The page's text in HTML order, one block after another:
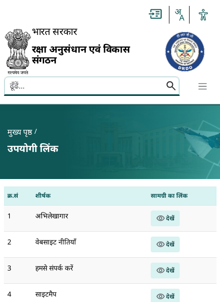
भारत सरकार
रक्षा अनुसंधान एवं विकास
संगठन
Search here
Breadcrumb
मुख्य पृष्ठ
उपयोगी लिंक
क्र.सं शीर्षक सामग्री का लिंक
1 अभिलेखागार देखें
2 वेबसाइट नीतियाँ देखें
3 हमसे संपर्क करें देखें
4 साइटमैप देखें
Untitled
Slide